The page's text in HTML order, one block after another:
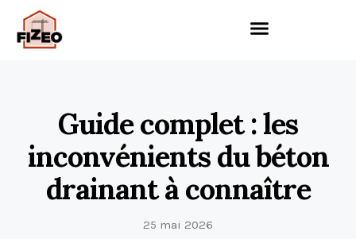
Guide complet : les
inconvénients du béton
drainant à connaître
25 mai 2026